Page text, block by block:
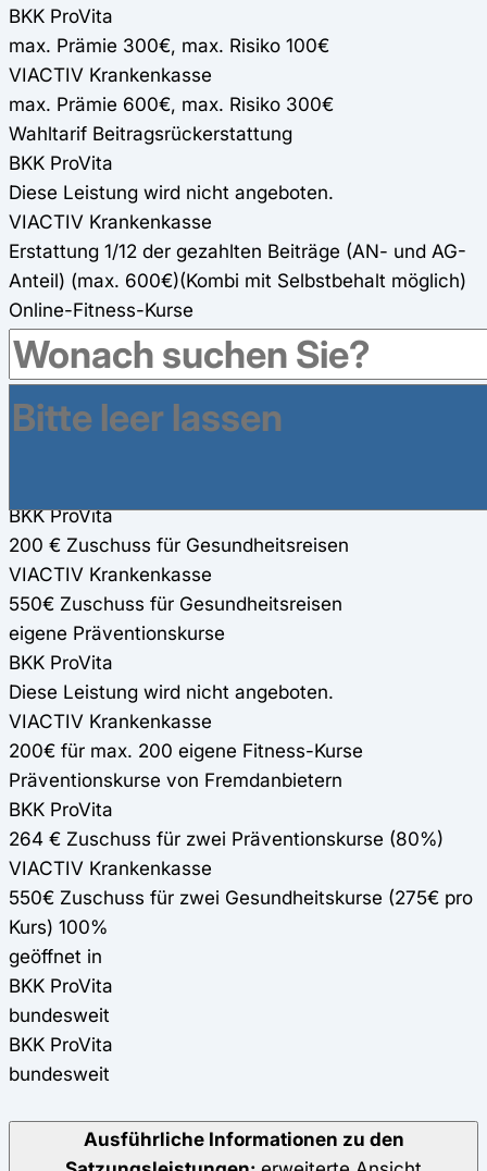
BKK ProVita
max. Prämie 300€, max. Risiko 100€
VIACTIV Krankenkasse
max. Prämie 600€, max. Risiko 300€
Wahltarif Beitragsrückerstattung
BKK ProVita
Diese Leistung wird nicht angeboten.
VIACTIV Krankenkasse
Erstattung 1/12 der gezahlten Beiträge (AN- und AG-
Anteil) (max. 600€)(Kombi mit Selbstbehalt möglich)
Online-Fitness-Kurse
BKK ProVita
264 € Zuschuss für zwei Online-Fitness-Kurse (80%)
VIACTIV Krankenkasse
550€ Zuschuss für zwei Online-Fitness-Kurse (275€
BKK ProVita
200 € Zuschuss für Gesundheitsreisen
VIACTIV Krankenkasse
550€ Zuschuss für Gesundheitsreisen
eigene Präventionskurse
BKK ProVita
Diese Leistung wird nicht angeboten.
VIACTIV Krankenkasse
200€ für max. 200 eigene Fitness-Kurse
Präventionskurse von Fremdanbietern
BKK ProVita
264 € Zuschuss für zwei Präventionskurse (80%)
VIACTIV Krankenkasse
550€ Zuschuss für zwei Gesundheitskurse (275€ pro
Kurs) 100%
geöffnet in
BKK ProVita
bundesweit
BKK ProVita
bundesweit
Ausführliche Informationen zu den